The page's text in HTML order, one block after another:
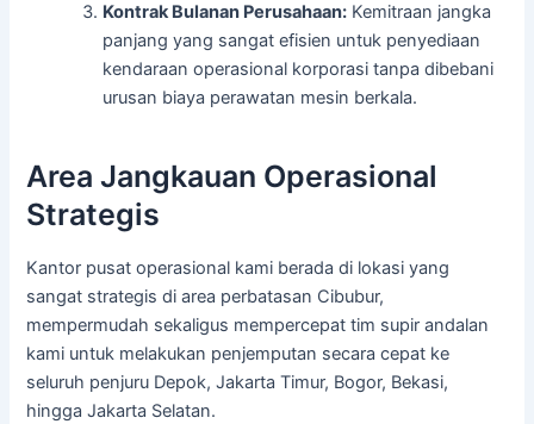
Kontrak Bulanan Perusahaan: Kemitraan jangka
panjang yang sangat efisien untuk penyediaan
kendaraan operasional korporasi tanpa dibebani
urusan biaya perawatan mesin berkala.
Area Jangkauan Operasional
Strategis
Kantor pusat operasional kami berada di lokasi yang
sangat strategis di area perbatasan Cibubur,
mempermudah sekaligus mempercepat tim supir andalan
kami untuk melakukan penjemputan secara cepat ke
seluruh penjuru Depok, Jakarta Timur, Bogor, Bekasi,
hingga Jakarta Selatan.